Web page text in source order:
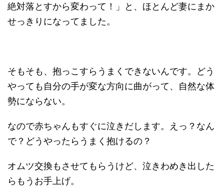
絶対落とすから変わって！」と、ほとんど妻にまか
せっきりになってました。
そもそも、抱っこすらうまくできないんです。どう
やっても自分の手が変な方向に曲がって、自然な体
勢にならない。
なので赤ちゃんもすぐに泣きだします。えっ？なん
で？どうやったらうまく抱けるの？
オムツ交換もさせてもらうけど、泣きわめき出した
らもうお手上げ。